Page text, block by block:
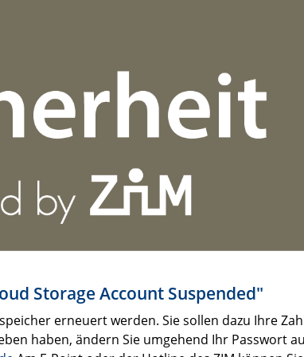
Storage Account Suspended"
erneuert werden. Sie sollen dazu Ihre
haben, ändern Sie umgehend Ihr Passwort